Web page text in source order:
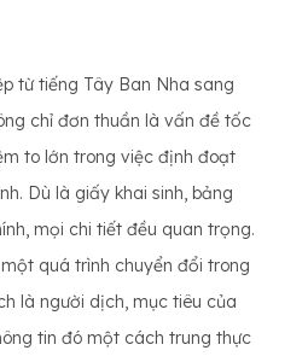
từ tiếng Tây Ban Nha sang
chỉ đơn thuần là vấn đề tốc
to lớn trong việc định đoạt
Dù là giấy khai sinh, bảng
mọi chi tiết đều quan trọng.
quá trình chuyển đổi trong
là người dịch, mục tiêu của
tin đó một cách trung thực